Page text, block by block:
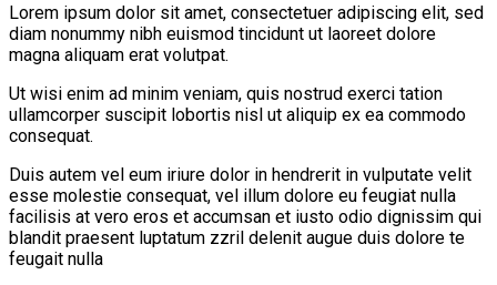
Lorem ipsum dolor sit amet, consectetuer adipiscing elit, sed
diam nonummy nibh euismod tincidunt ut laoreet dolore
magna aliquam erat volutpat.
Ut wisi enim ad minim veniam, quis nostrud exerci tation
ullamcorper suscipit lobortis nisl ut aliquip ex ea commodo
consequat.
Duis autem vel eum iriure dolor in hendrerit in vulputate velit
esse molestie consequat, vel illum dolore eu feugiat nulla
facilisis at vero eros et accumsan et iusto odio dignissim qui
blandit praesent luptatum zzril delenit augue duis dolore te
feugait nulla